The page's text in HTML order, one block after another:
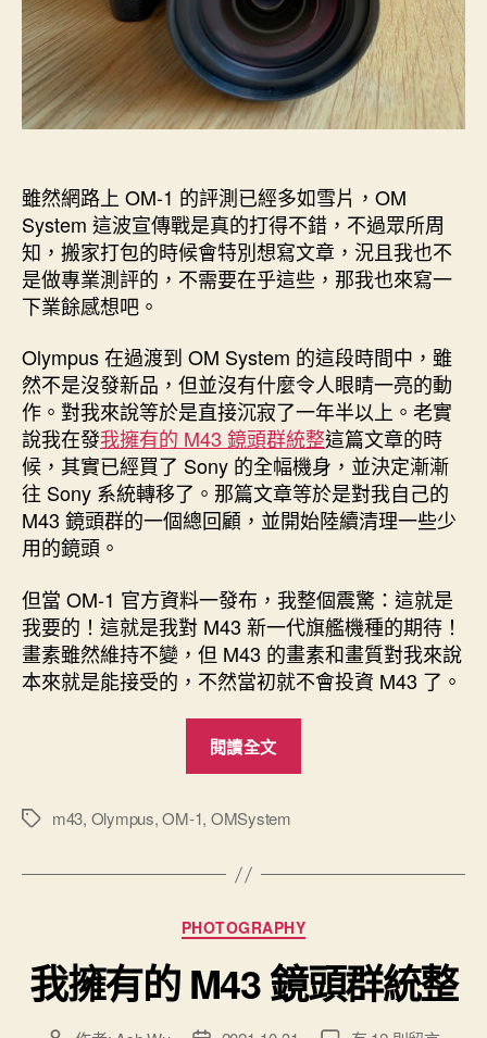
雖然網路上 OM-1 的評測已經多如雪片，OM
System 這波宣傳戰是真的打得不錯，不過眾所周
知，搬家打包的時候會特別想寫文章，況且我也不
是做專業測評的，不需要在乎這些，那我也來寫一
下業餘感想吧。
Olympus 在過渡到 OM System 的這段時間中，雖
然不是沒發新品，但並沒有什麼令人眼睛一亮的動
作。對我來說等於是直接沉寂了一年半以上。老實
說我在發我擁有的 M43 鏡頭群統整這篇文章的時
候，其實已經買了 Sony 的全幅機身，並決定漸漸
往 Sony 系統轉移了。那篇文章等於是對我自己的
M43 鏡頭群的一個總回顧，並開始陸續清理一些少
用的鏡頭。
但當 OM-1 官方資料一發布，我整個震驚：這就是
我要的！這就是我對 M43 新一代旗艦機種的期待！
畫素雖然維持不變，但 M43 的畫素和畫質對我來說
本來就是能接受的，不然當初就不會投資 M43 了。
閱讀全文
Make
Great
Again”
標
m43, Olympus,OM-1, OMSystem
分
類
PHOTOGRAPHY
我擁有的 M43 鏡頭群統整